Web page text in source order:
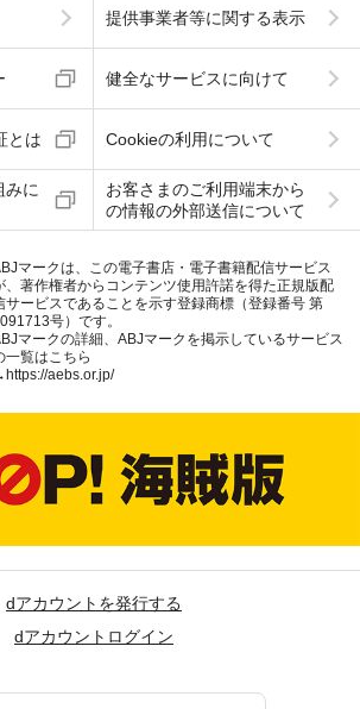
提供事業者等に関する表示
健全なサービスに向けて
とは Cookieの利用について
みに
お客さまのご利用端末から
の情報の外部送信について
マークは、この電子書店・電子書籍配信サービス
、著作権者からコンテンツ使用許諾を得た正規版配
サービスであることを示す登録商標（登録番号 第
号）です。
マークの詳細、ABJマークを掲示しているサービス
一覧はこちら
https://aebs.or.jp/
dアカウントを発行する
dアカウントログイン